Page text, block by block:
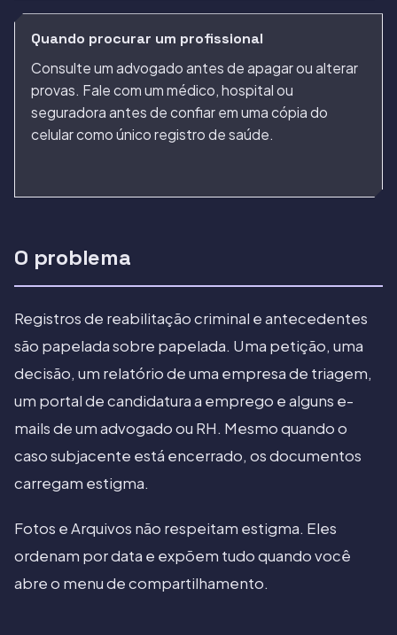
Quando procurar um profissional
Consulte um advogado antes de apagar ou alterar
provas. Fale com um médico, hospital ou
seguradora antes de confiar em uma cópia do
celular como único registro de saúde.
O problema
Registros de reabilitação criminal e antecedentes
são papelada sobre papelada. Uma petição, uma
decisão, um relatório de uma empresa de triagem,
um portal de candidatura a emprego e alguns e-
mails de um advogado ou RH. Mesmo quando o
caso subjacente está encerrado, os documentos
carregam estigma.
Fotos e Arquivos não respeitam estigma. Eles
ordenam por data e expõem tudo quando você
abre o menu de compartilhamento.